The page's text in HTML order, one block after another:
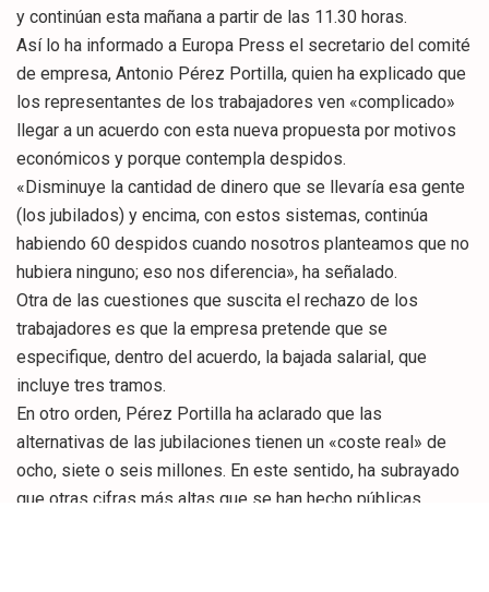
y continúan esta mañana a partir de las 11.30 horas.
Así lo ha informado a Europa Press el secretario del comité
de empresa, Antonio Pérez Portilla, quien ha explicado que
los representantes de los trabajadores ven «complicado»
llegar a un acuerdo con esta nueva propuesta por motivos
económicos y porque contempla despidos.
«Disminuye la cantidad de dinero que se llevaría esa gente
(los jubilados) y encima, con estos sistemas, continúa
habiendo 60 despidos cuando nosotros planteamos que no
hubiera ninguno; eso nos diferencia», ha señalado.
Otra de las cuestiones que suscita el rechazo de los
trabajadores es que la empresa pretende que se
especifique, dentro del acuerdo, la bajada salarial, que
incluye tres tramos.
En otro orden, Pérez Portilla ha aclarado que las
alternativas de las jubilaciones tienen un «coste real» de
ocho, siete o seis millones. En este sentido, ha subrayado
que otras cifras más altas que se han hecho públicas